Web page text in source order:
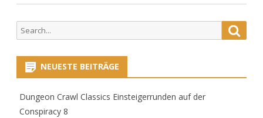
Search
for:
NEUESTE BEITRÄGE
Dungeon Crawl Classics Einsteigerrunden auf der
Conspiracy 8